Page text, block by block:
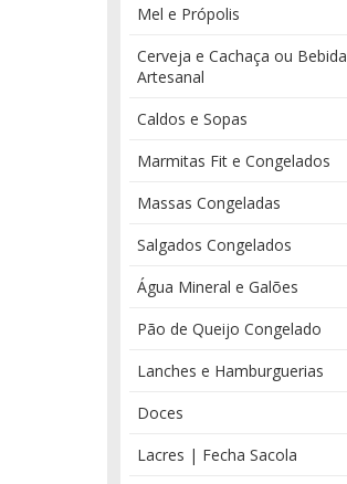
Mel e Própolis
Cerveja e Cachaça ou Bebida
Artesanal
Caldos e Sopas
Marmitas Fit e Congelados
Massas Congeladas
Salgados Congelados
Água Mineral e Galões
Pão de Queijo Congelado
Lanches e Hamburguerias
Doces
Lacres | Fecha Sacola